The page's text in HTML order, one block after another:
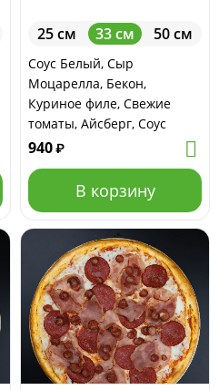
25 см 33 см 50 см
Соус Белый, Сыр
Моцарелла, Бекон,
Куриное филе, Свежие
томаты, Айсберг, Соус
Цезарь, Сыр Пармезан, 33
940₽
В корзину